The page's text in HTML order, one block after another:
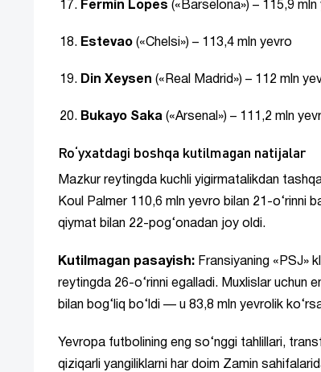
Fermin Lopes («Barselona») – 115,9 mln
Estevao («Chelsi») – 113,4 mln yevro
Din Xeysen («Real Madrid») – 112 mln
Bukayo Saka («Arsenal») – 111,2 mln
Ro‘yxatdagi boshqa kutilmagan natijalar
Mazkur reytingda kuchli yigirmatalikdan
Koul Palmer 110,6 mln yevro bilan 21-o‘rinni
qiymat bilan 22-pog‘onadan joy oldi.
Kutilmagan pasayish: Fransiyaning «PSJ»
reytingda 26-o‘rinni egalladi. Muxlislar uchun
bilan bog‘liq bo‘ldi — u 83,8 mln yevrolik
Yevropa futbolining eng so‘nggi tahlillari,
qiziqarli yangiliklarni har doim Zamin